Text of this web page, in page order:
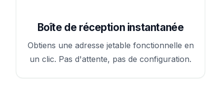
Boîte de réception instantanée
Obtiens une adresse jetable fonctionnelle en
un clic. Pas d'attente, pas de configuration.